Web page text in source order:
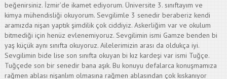
beğenirsiniz. İzmir’de ikamet ediyorum. Üniversite 3. sınıftayım ve
kimya mühendisliği okuyorum. Sevgilimle 3 senedir beraberiz kendi
aramızda nişan yaptık şimdilik çok ciddiyiz. Askerliğim var ve okulum
bitmediği için henüz evlenemiyoruz. Sevgilimin ismi Gamze benden bi
yaş küçük aynı sınıfta okuyoruz. Ailelerimizin arası da oldukça iyi.
Sevgilimin bide lise son sınıfta okuyan bi kız kardeşi var ismi Tuğçe.
Tuğçede son bir senedir bana aşık. Bu konuyu defalarca konuşmamıza
rağmen ablası nişanlım olmasına rağmen ablasından çok kıskanıyor